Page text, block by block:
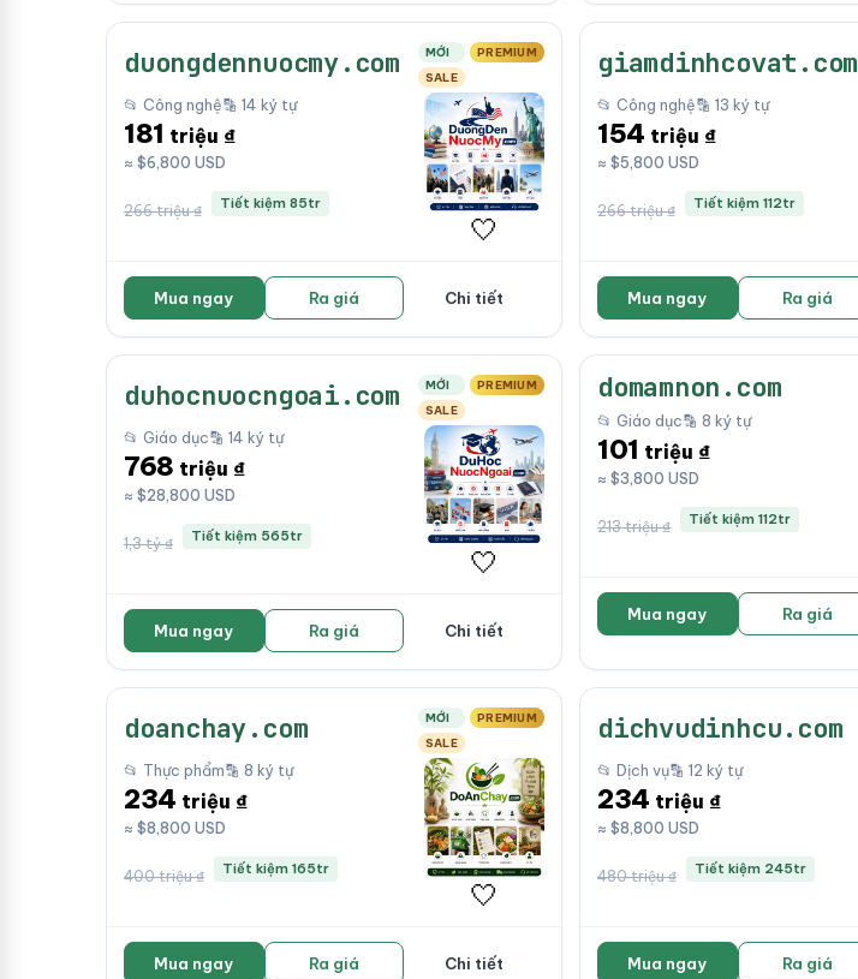
duongdennuocmy.com MỚI
PREMIUM
SALE
📂 Công nghệ🔡 14 ký tự
181 triệu ₫
≈ $6,800 USD
266 triệu ₫ Tiết kiệm 85tr
🤍
Mua ngay Ra giá Chi tiết
giamdinhcovat.com
📂 Công nghệ🔡 13 ký tự
154 triệu ₫
≈ $5,800 USD
266 triệu ₫ Tiết kiệm 112tr
Mua ngay Ra giá
duhocnuocngoai.com MỚI
PREMIUM
SALE
📂 Giáo dục🔡 14 ký tự
768 triệu ₫
≈ $28,800 USD
1,3 tỷ ₫ Tiết kiệm 565tr
🤍
Mua ngay Ra giá Chi tiết
domamnon.com
📂 Giáo dục🔡 8 ký tự
101 triệu ₫
≈ $3,800 USD
213 triệu ₫ Tiết kiệm 112tr
Mua ngay Ra giá
doanchay.com MỚI
PREMIUM
SALE
📂 Thực phẩm🔡 8 ký tự
234 triệu ₫
≈ $8,800 USD
400 triệu ₫ Tiết kiệm 165tr
🤍
Mua ngay Ra giá Chi tiết
dichvudinhcu.com
📂 Dịch vụ🔡 12 ký tự
234 triệu ₫
≈ $8,800 USD
480 triệu ₫ Tiết kiệm 245tr
Mua ngay Ra giá